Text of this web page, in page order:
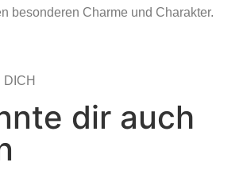
besonderen Charme und Charakter.
DICH
dir auch